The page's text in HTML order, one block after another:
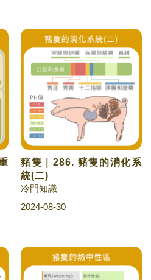
豬隻｜286. 豬隻的消化系
統(二)
冷門知識
2024-08-30